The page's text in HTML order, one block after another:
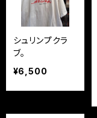
シュリンプクラ
ブ。
¥6,500